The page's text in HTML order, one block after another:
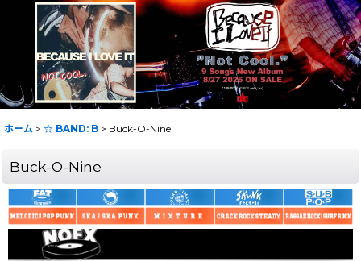
ホーム > ☆ BAND: B > Buck-O-Nine
Buck-O-Nine